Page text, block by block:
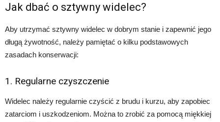
Jak dbać o sztywny widelec?
Aby utrzymać sztywny widelec w dobrym stanie i zapewnić jego
długą żywotność, należy pamiętać o kilku podstawowych
zasadach konserwacji:
1. Regularne czyszczenie
Widelec należy regularnie czyścić z brudu i kurzu, aby zapobiec
zatarciom i uszkodzeniom. Można to zrobić za pomocą miękkiej